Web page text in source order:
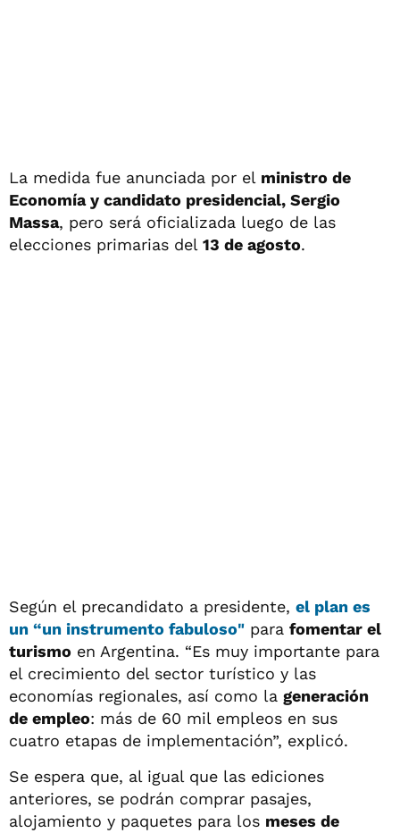
La medida fue anunciada por el ministro de
Economía y candidato presidencial, Sergio
Massa, pero será oficializada luego de las
elecciones primarias del 13 de agosto.
Según el precandidato a presidente, el plan es
un “un instrumento fabuloso" para fomentar el
turismo en Argentina. “Es muy importante para
el crecimiento del sector turístico y las
economías regionales, así como la generación
de empleo: más de 60 mil empleos en sus
cuatro etapas de implementación”, explicó.
Se espera que, al igual que las ediciones
anteriores, se podrán comprar pasajes,
alojamiento y paquetes para los meses de